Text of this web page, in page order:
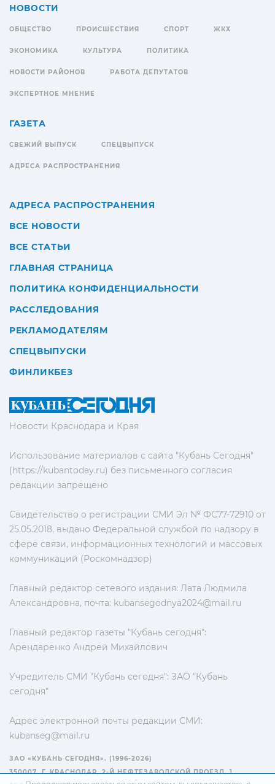
Новости Краснодара и Края
Использование материалов с сайта "Кубань Сегодня"
(https://kubantoday.ru) без письменного согласия
редакции запрещено
Свидетельство о регистрации СМИ Эл № ФС77-72910 от
25.05.2018, выдано Федеральной службой по надзору в
сфере связи, информационных технологий и массовых
коммуникаций (Роскомнадзор)
Главный редактор сетевого издания: Лата Людмила
Александровна, почта: kubansegodnya2024@mail.ru
Главный редактор газеты "Кубань сегодня":
Арендаренко Андрей Михайлович
Учредитель СМИ "Кубань сегодня": ЗАО "Кубань
сегодня"
Адрес электронной почты редакции СМИ:
kubanseg@mail.ru
НОВОСТИ
ОБЩЕСТВО ПРОИСШЕСТВИЯ СПОРТ ЖКХ
ЭКОНОМИКА КУЛЬТУРА ПОЛИТИКА
НОВОСТИ РАЙОНОВ РАБОТА ДЕПУТАТОВ
ЭКСПЕРТНОЕ МНЕНИЕ
ГАЗЕТА
СВЕЖИЙ ВЫПУСК СПЕЦВЫПУСК
АДРЕСА РАСПРОСТРАНЕНИЯ
АДРЕСА РАСПРОСТРАНЕНИЯ
ВСЕ НОВОСТИ
ВСЕ СТАТЬИ
ГЛАВНАЯ СТРАНИЦА
ПОЛИТИКА КОНФИДЕНЦИАЛЬНОСТИ
РАССЛЕДОВАНИЯ
РЕКЛАМОДАТЕЛЯМ
СПЕЦВЫПУСКИ
ФИНЛИКБЕЗ
ЗАО «КУБАНЬ СЕГОДНЯ». (1996-2026)
350007, Г. КРАСНОДАР, 2-Й НЕФТЕЗАВОДСКОЙ ПРОЕЗД, 1